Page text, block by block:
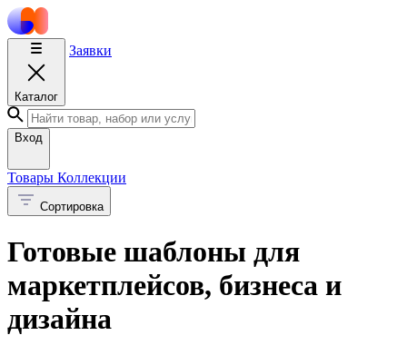
Каталог
Заявки
Вход
Товары Коллекции
Сортировка
Готовые шаблоны для
маркетплейсов, бизнеса и
дизайна